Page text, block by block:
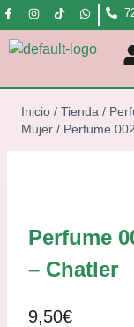
Inicio / Tienda /
Mujer / Perfume
Perfume
– Chatler
9,50€